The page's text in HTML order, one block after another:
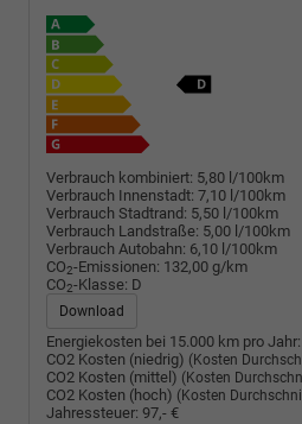
Verbrauch kombiniert: 5,80 l/100km
Verbrauch Innenstadt: 7,10 l/100km
Verbrauch Stadtrand: 5,50 l/100km
Verbrauch Landstraße: 5,00 l/100km
Verbrauch Autobahn: 6,10 l/100km
CO2-Emissionen: 132,00 g/km
CO2-Klasse: D
Download
Energiekosten bei 15.000 km pro Jahr:
CO2 Kosten (niedrig) (Kosten
CO2 Kosten (mittel) (Kosten
CO2 Kosten (hoch) (Kosten
Jahressteuer: 97,- €